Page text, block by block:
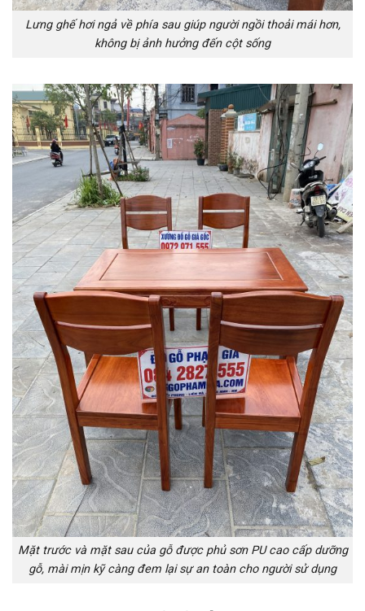
Lưng ghế hơi ngả về phía sau giúp người ngồi thoải mái hơn,
không bị ảnh hưởng đến cột sống
Mặt trước và mặt sau của gỗ được phủ sơn PU cao cấp dưỡng
gỗ, mài mịn kỹ càng đem lại sự an toàn cho người sử dụng